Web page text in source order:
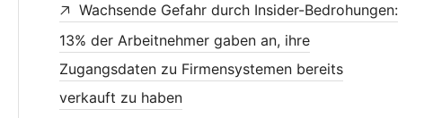
Wachsende Gefahr durch Insider-Bedrohungen:
13% der Arbeitnehmer gaben an, ihre
Zugangsdaten zu Firmensystemen bereits
verkauft zu haben